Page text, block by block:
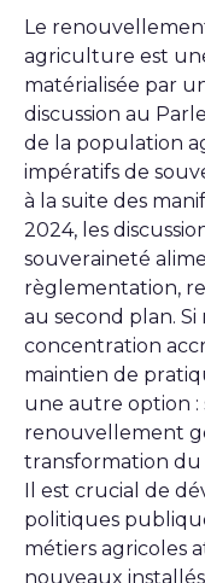
Le
agriculture est
matérialisée par
discussion au
de la population
impératifs de
à la suite des
2024, les
souveraineté
règlementation,
au second plan.
concentration
maintien de
une autre option :
renouvellement
transformation du
Il est crucial de
politiques
métiers agricoles
nouveaux